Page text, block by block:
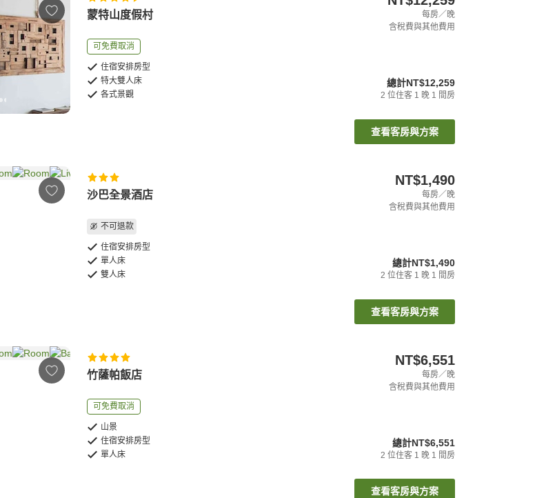
蒙特山度假村
可免費取消
住宿安排房型
特大雙人床
各式景觀
每房／晚
含稅費與其他費用
總計NT$12,259
2 位住客 1 晚 1 間房
查看客房與方案
沙巴全景酒店
不可退款
住宿安排房型
單人床
雙人床
NT$1,490
每房／晚
含稅費與其他費用
總計NT$1,490
2 位住客 1 晚 1 間房
查看客房與方案
竹薩帕飯店
可免費取消
山景
住宿安排房型
單人床
NT$6,551
每房／晚
含稅費與其他費用
總計NT$6,551
2 位住客 1 晚 1 間房
查看客房與方案